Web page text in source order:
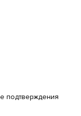
подтверждения